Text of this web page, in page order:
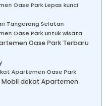
Oase Park Lepas kunci
Tangerang Selatan
Oase Park untuk wisata
Oase Park Terbaru
Apartemen Oase Park
dekat Apartemen